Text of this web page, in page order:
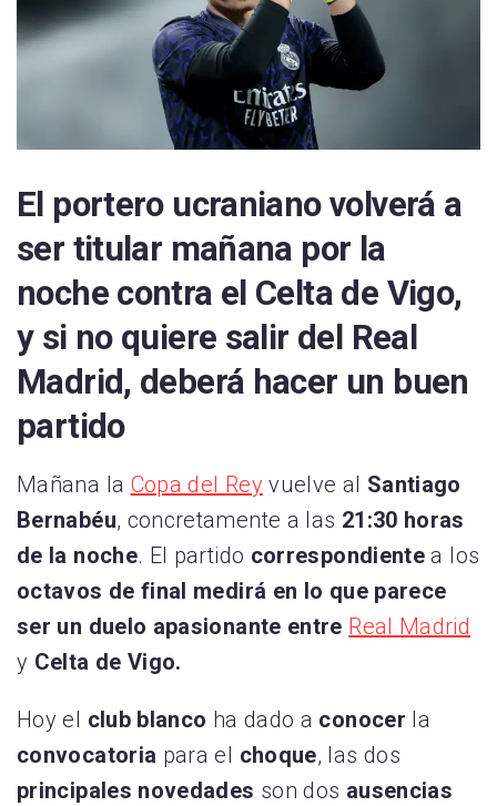
El portero ucraniano volverá a
ser titular mañana por la
noche contra el Celta de Vigo,
y si no quiere salir del Real
Madrid, deberá hacer un buen
partido
Mañana la Copa del Rey vuelve al Santiago
Bernabéu, concretamente a las 21:30 horas
de la noche. El partido correspondientea los
octavos de final medirá en lo que parece
ser un duelo apasionante entre Real Madrid
y Celta de Vigo.
Hoy el club blanco ha dado a conocer la
convocatoria para el choque, las dos
principales novedades son dos ausencias